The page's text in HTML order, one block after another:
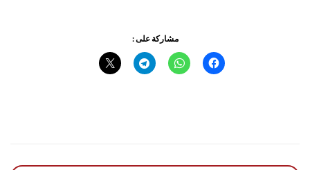
مشاركة على :